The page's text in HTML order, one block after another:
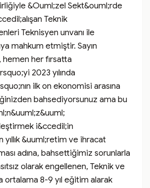
&Ouml;zel Sekt&ouml;rde
Teknik
Teknisyen unvanı ile
mahkum etmiştir. Sayın
hemen her fırsatta
2023 yılında
ilk on ekonomisi arasına
bahsediyorsunuz ama bu
i&ccedil;in
yıllık &uuml;retim ve ihracat
adına, bahsettiğimiz sorunlarla
olarak engellenen, Teknik ve
ortalama 8-9 yıl eğitim alarak